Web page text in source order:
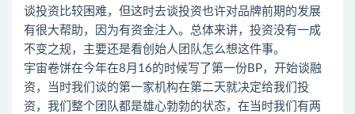
谈投资比较困难，但这时去谈投资也许对品牌前期的发展
有很大帮助，因为有资金注入。总体来讲，投资没有一成
不变之规，主要还是看创始人团队怎么想这件事。
宇宙卷饼在今年在8月16的时候写了第一份BP，开始谈融
资，当时我们谈的第一家机构在第二天就决定给我们投
资，我们整个团队都是雄心勃勃的状态，在当时我们有两